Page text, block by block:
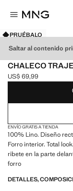
Saltar al contenido
PRUÉBALO
CHALECO
Precio actual [US$
US$ 69,99
Selecciona un color
Color Fucsia
Color Negro
Color
ENVÍO GRATIS A TIENDA
100% Lino. Diseño
Forro interior. Total
ribete en la parte
forro
DETALLES,